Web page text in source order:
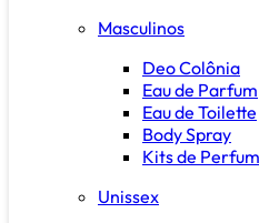
Masculinos
Deo Colônia
Eau de Parfum
Eau de Toilette
Body Spray
Kits de
Unissex